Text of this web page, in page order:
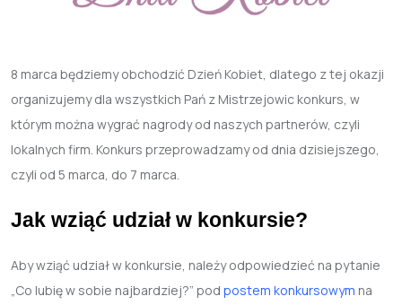
8 marca będziemy obchodzić Dzień Kobiet, dlatego z tej okazji
organizujemy dla wszystkich Pań z Mistrzejowic konkurs, w
którym można wygrać nagrody od naszych partnerów, czyli
lokalnych firm. Konkurs przeprowadzamy od dnia dzisiejszego,
czyli od 5 marca, do 7 marca.
Jak wziąć udział w konkursie?
Aby wziąć udział w konkursie, należy odpowiedzieć na pytanie
„Co lubię w sobie najbardziej?” pod postem konkursowym na